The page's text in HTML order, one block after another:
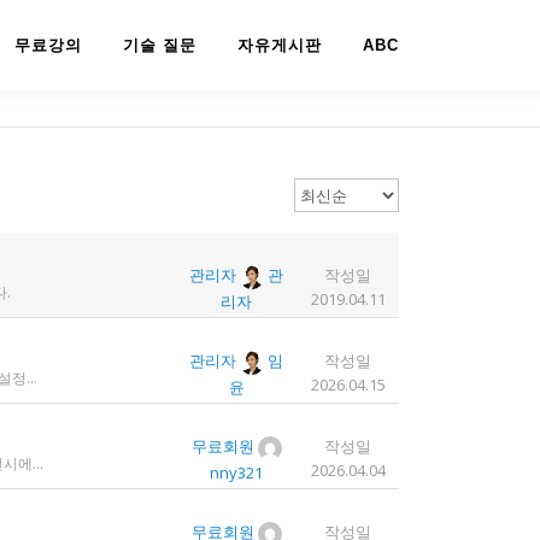
무료강의 기술 질문 자유게시판 ABC
.
관리자
관
리자
작성일
2019.04.11
1. 디도스 공격 당함 2. 귀찮아서 서버 꺼놓음 3. 이참에 서버 이전함 4. 사라진 데이터는 없는 것 확인했는데, 일부 DB 설정이 활성화 안됨 5. 고칠 수는 있는데, 저희 집 신생아 협조 필요 6. 신생아가 협조하지 않음 현재 새글 쓰기, 신규 가입, 덧글 달기 등은 막아 두었습니다 언제든 3월 18일 전후 시점으로 롤백될 수 있습니다 디도스 공격은 10평짜리 구녕가게에 사람을 1만명 보내 영업방해를 하는 것과 같은 기법입니다. 왜 디도스 공격을 그렇게까지 열정적으로 하는가? 이것이 심해진 시점이 제가 출산하러 간다고 블라그에 글을 쓴 직후입니다. 적절한 비유인지 모르겠는데 암퇘지도 출산 후에는 도축 안 하지 않나 싶고요 옛날 같으면 이렇게 순하게 살지 않을 것인데, 요새 드는 생각이 좀 있습니다 사람은 노력해 봤자고, 사실 모든 능력치는 정해졌고 발현만 기다리는 것이 전부가 아닐까요 어떤 사람은 노력의 고점이 디도스 공격인 것입니다 그 애미도 한때는 가능성의 김칫국을 사발째 드링킹하며 키웠겠지요 저한테도 이 사이트를 유지할 유인이 있음은 말씀드렸으니 잘 이용해 주시면 그만인 것이고 시간 나시거든 디도스 공격자도 긍휼히 여겨 주시길 바랍니다
관리자
임
윤
작성일
2026.04.15
에이전시에서 실수로 저에게 대금을 두 번 지금해줬습니다. 2000달러 이상을 두 번 wise로 지급받았습니다;;;; 에이전시에서 wise측으로 중복입금으로 인한 입금 취소 문의를 했는데 불가능하다고 답변을 받았다고 저에게 문의해달라고 하여, 저도 wise에 문의를 했지만, 입금자 정보를 알려준다면 취소 가능한 것 처럼 말하다가 결국 완료된 송금이라 취소가 불가능하다는 답변을 최종 전달받았습니다. 잘 쓰지 않는 계정이라 대금은 그대로 있는데 이 경우 제가 에이전시 계좌로 2000달러를 직접 재송금해도 문제가 없을까요..?? 추후 제 수익으로 잡혀서 세금문제나 기타 다른 사항이 복잡해질 것 같아서 wise에서 취소해주길 간절히 바랬는데ㅜㅜㅜ 이런경험이 있으시다면 어떻게 해결하셨나요ㅠㅠㅠ;;;
무료회원
nny321
작성일
2026.04.04
무료회원
작성일